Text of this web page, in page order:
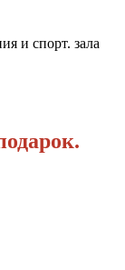
и спорт. зала